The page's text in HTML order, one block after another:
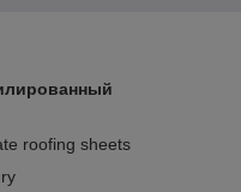
roofing sheets